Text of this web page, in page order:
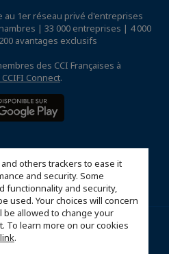
others trackers to ease it
and security. Some
functionnality and security,
used. Your choices will concern
be allowed to change your
To learn more on our cookies
.
au 1er réseau privé d'entreprises
| 33 000 entreprises | 4 000
avantages exclusifs
des CCI Françaises à
Connect.